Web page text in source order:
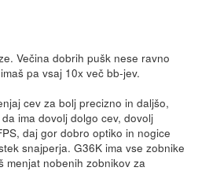
Večina dobrih pušk nese ravno
pa vsaj 10x več bb-jev.
cev za bolj precizno in daljšo,
ima dovolj dolgo cev, dovolj
daj gor dobro optiko in nogice
snajperja. G36K ima vse zobnike
menjat nobenih zobnikov za